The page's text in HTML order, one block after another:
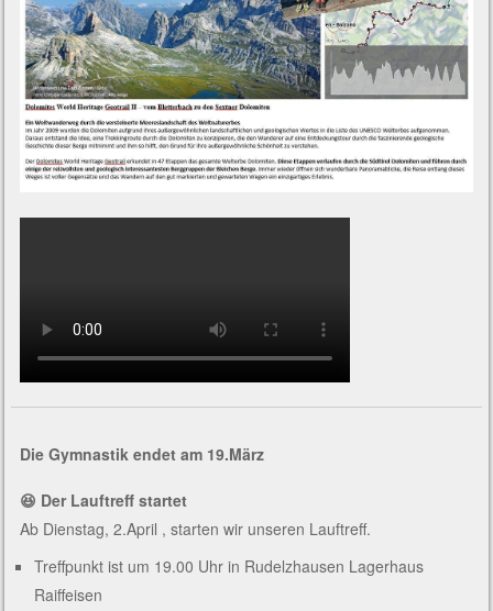
Die Gymnastik endet am 19.März
😆 Der Lauftreff startet
Ab Dienstag, 2.April , starten wir unseren Lauftreff.
Treffpunkt ist um 19.00 Uhr in Rudelzhausen Lagerhaus
Raiffeisen